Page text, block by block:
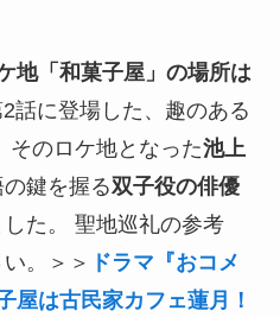
地「和菓子屋」の場所は
話に登場した、趣のある
そのロケ地となった池上
鍵を握る双子役の俳優
た。 聖地巡礼の参考
。＞＞ ドラマ『おコメ
屋は古民家カフェ蓮月！